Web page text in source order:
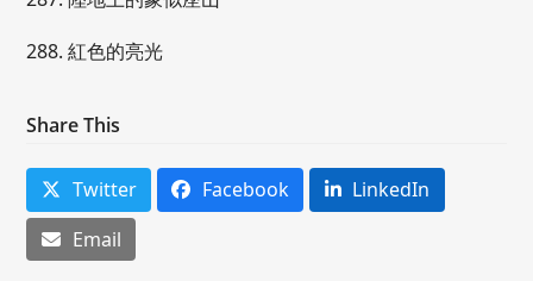
288. 紅色的亮光
Share This
Twitter Facebook
LinkedIn
Email